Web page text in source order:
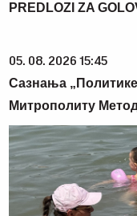
PREDLOZI ZA
05. 08. 2026 15:45
Сазнања
Митрополиту